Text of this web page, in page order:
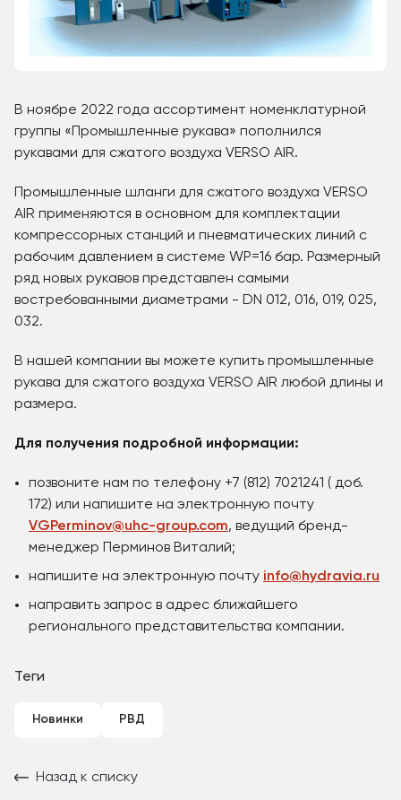
В ноябре 2022 года ассортимент номенклатурной
группы «Промышленные рукава» пополнился
рукавами для сжатого воздуха VERSO AIR.
Промышленные шланги для сжатого воздуха VERSO
AIR применяются в основном для комплектации
компрессорных станций и пневматических линий с
рабочим давлением в системе WР=16 бар. Размерный
ряд новых рукавов представлен самыми
востребованными диаметрами - DN 012, 016, 019, 025,
032.
В нашей компании вы можете купить промышленные
рукава для сжатого воздуха VERSO AIR любой длины и
размера.
Для получения подробной информации:
позвоните нам по телефону +7 (812) 7021241 ( доб.
172) или напишите на электронную почту
VGPerminov@uhc-group.com, ведущий бренд-
менеджер Перминов Виталий;
напишите на электронную почту info@hydravia.ru
направить запрос в адрес ближайшего
регионального представительства компании.
Теги
Новинки РВД
Назад к списку